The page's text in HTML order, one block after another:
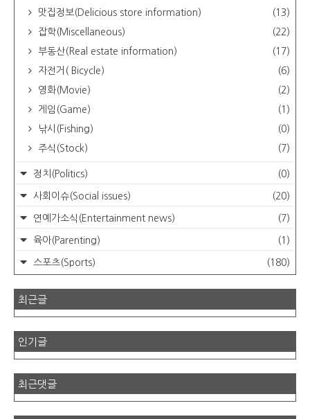
맛집정보(Delicious store information)
(13)
잡학(Miscellaneous)
(22)
부동산(Real estate information)
(17)
자전거( Bicycle)
(6)
영화(Movie)
(2)
게임(Game)
(1)
낚시(Fishing)
(0)
주식(Stock)
(7)
정치(Politics) (0)
사회이슈(Social issues) (20)
연예가소식(Entertainment news) (7)
육아(Parenting) (1)
스포츠(Sports) (180)
최근글
인기글
최근댓글